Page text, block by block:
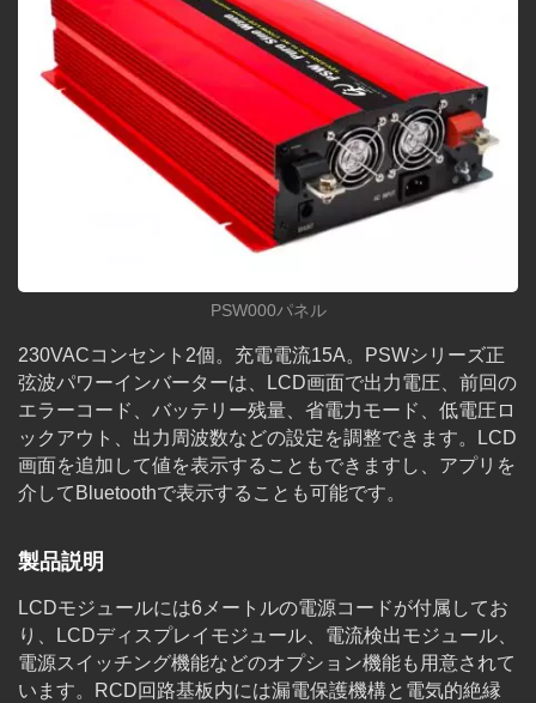
PSW000パネル
230VACコンセント2個。充電電流15A。PSWシリーズ正
弦波パワーインバーターは、LCD画面で出力電圧、前回の
エラーコード、バッテリー残量、省電力モード、低電圧ロ
ックアウト、出力周波数などの設定を調整できます。LCD
画面を追加して値を表示することもできますし、アプリを
介してBluetoothで表示することも可能です。
製品説明
LCDモジュールには6メートルの電源コードが付属してお
り、LCDディスプレイモジュール、電流検出モジュール、
電源スイッチング機能などのオプション機能も用意されて
います。RCD回路基板内には漏電保護機構と電気的絶縁